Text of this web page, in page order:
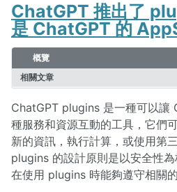
ChatGPT 推出了
是 ChatGPT 的
概覽
相關文章
ChatGPT plugins 是一種可以讓
種服務和資源互動的工具，它們
新的資訊，執行計算，或使用第
plugins 的設計原則是以安全性
在使用 plugins 時能夠遵守相關的